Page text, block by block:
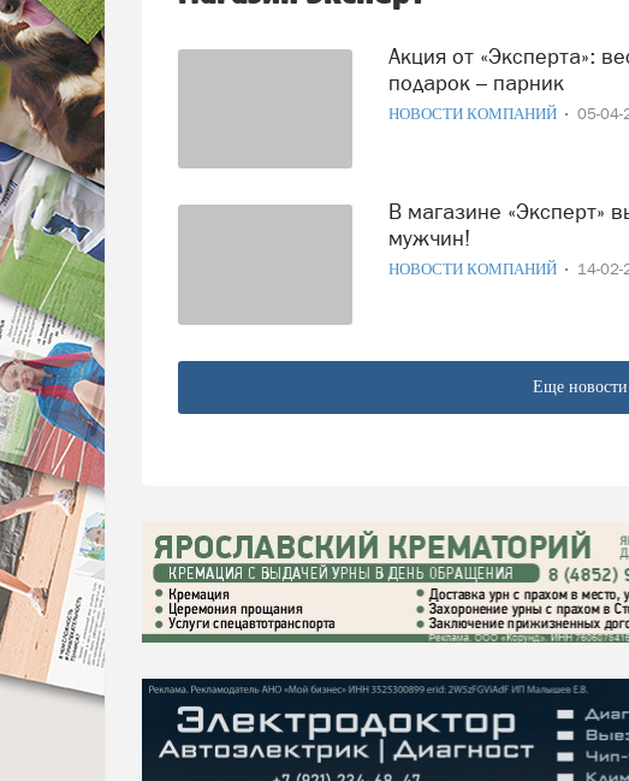
Акция от «Эксперта»: весь апрель покупай теплицу, а в
подарок – парник
НОВОСТИ КОМПАНИЙ 05-04-
В магазине «Эксперт» вы выберете идеальные подарки для
мужчин!
НОВОСТИ КОМПАНИЙ 14-02-
Еще новости